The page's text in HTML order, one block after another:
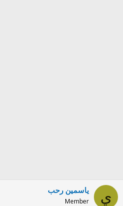
ي ياسمين رحب
Member